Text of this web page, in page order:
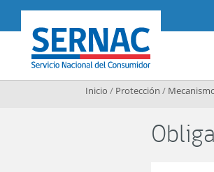
SERNAC
Inicio / Protección /